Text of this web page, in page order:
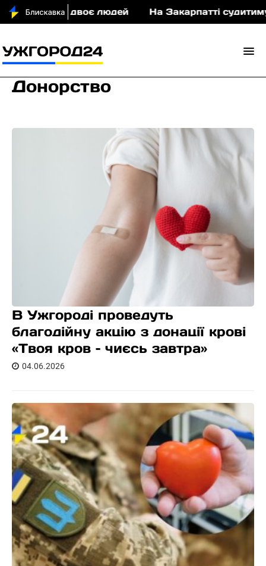
людей На Закарпатті судитимуть
Донорство
В Ужгороді проведуть
благодійну акцію з донації крові
«Твоя кров – чиєсь завтра»
04.06.2026